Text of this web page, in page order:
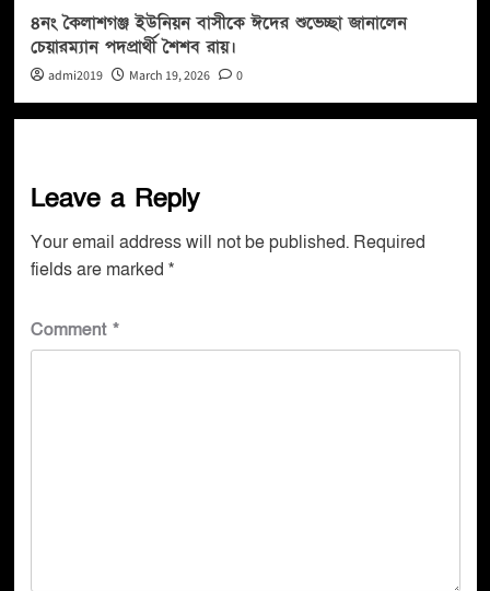
৪নং কৈলাশগঞ্জ ইউনিয়ন বাসীকে ঈদের শুভেচ্ছা জানালেন
চেয়ারম্যান পদপ্রার্থী শৈশব রায়।
admi2019 March 19, 2026 0
Leave a Reply
Your email address will not be published. Required
fields are marked *
Comment *